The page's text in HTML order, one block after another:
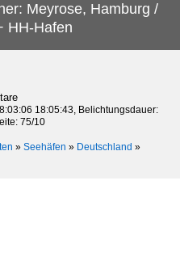
Meyrose, Hamburg /
HH-Hafen
18:05:43, Belichtungsdauer:
75/10
» Seehäfen » Deutschland »